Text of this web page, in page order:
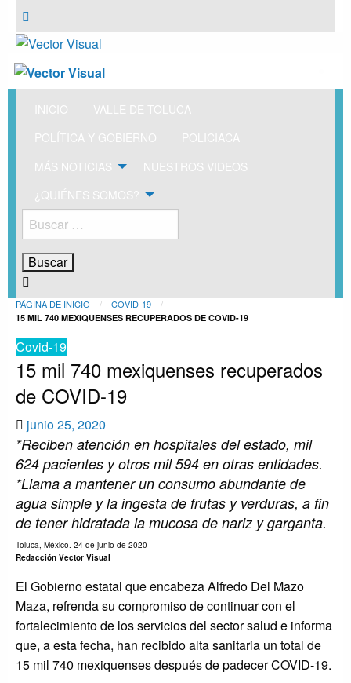
Vector Visual
Noticias y Producción Audiovisual
Vector Visual
Noticias y Producción Audiovisual
INICIO
VALLE DE TOLUCA
POLÍTICA Y GOBIERNO
POLICIACA
MÁS NOTICIAS
NUESTROS VIDEOS
¿QUIÉNES SOMOS?
Buscar:
PÁGINA DE INICIO COVID-19
15 MIL 740 MEXIQUENSES RECUPERADOS DE COVID-19
Covid-19
15 mil 740 mexiquenses recuperados
de COVID-19
Publicado
el
junio 25, 2020
*Reciben atención en hospitales del estado, mil
624 pacientes y otros mil 594 en otras entidades.
*Llama a mantener un consumo abundante de
agua simple y la ingesta de frutas y verduras, a fin
de tener hidratada la mucosa de nariz y garganta.
Toluca, México. 24 de junio de 2020
Redacción Vector Visual
El Gobierno estatal que encabeza Alfredo Del Mazo
Maza, refrenda su compromiso de continuar con el
fortalecimiento de los servicios del sector salud e informa
que, a esta fecha, han recibido alta sanitaria un total de
15 mil 740 mexiquenses después de padecer COVID-19.